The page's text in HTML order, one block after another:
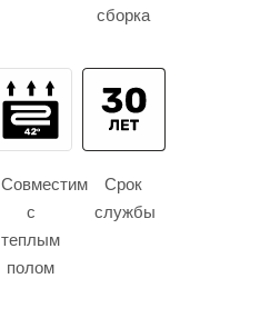
сборка
Совместим
с
теплым
полом
Срок
службы